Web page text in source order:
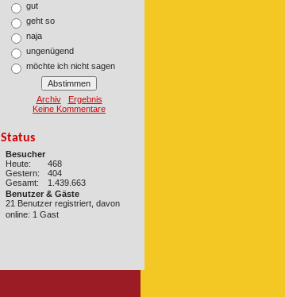
gut
geht so
naja
ungenügend
möchte ich nicht sagen
Archiv
Ergebnis
Keine Kommentare
Status
Besucher
Heute:
468
Gestern:
404
Gesamt:
1.439.663
Benutzer & Gäste
21 Benutzer registriert, davon
online: 1 Gast